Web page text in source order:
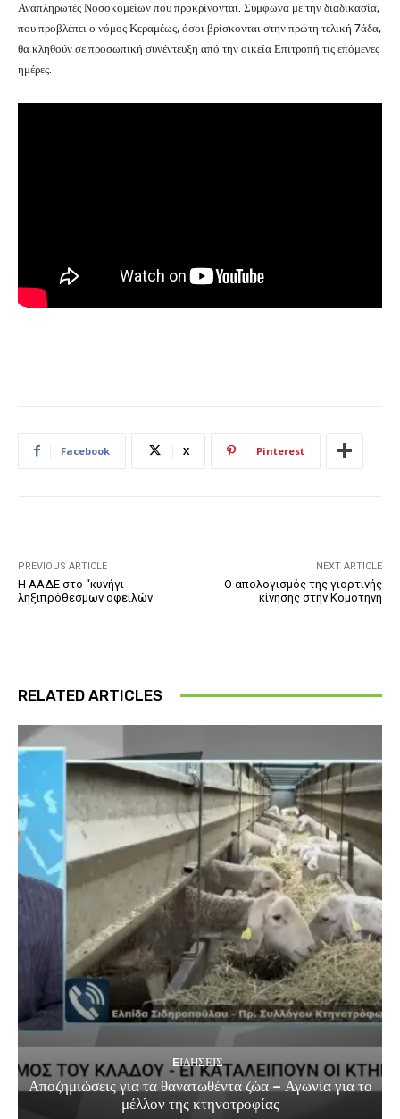
Αναπληρωτές Νοσοκομείων που προκρίνονται. Σύμφωνα με την διαδικασία,
που προβλέπει ο νόμος Κεραμέως, όσοι βρίσκονται στην πρώτη τελική 7άδα,
θα κληθούν σε προσωπική συνέντευξη από την οικεία Επιτροπή τις επόμενες
ημέρες.
Facebook X Pinterest
PREVIOUS ARTICLE
Η ΑΑΔΕ στο “κυνήγι
ληξιπρόθεσμων οφειλών
NEXT ARTICLE
Ο απολογισμός της γιορτινής
κίνησης στην Κομοτηνή
RELATED ARTICLES
EΙΔΗΣΕΙΣ
Αποζημιώσεις για τα θανατωθέντα ζώα – Αγωνία για το
μέλλον της κτηνοτροφίας